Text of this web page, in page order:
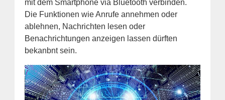
mit dem Smartphone via Bluetooth verbinden.
Die Funktionen wie Anrufe annehmen oder
ablehnen, Nachrichten lesen oder
Benachrichtungen anzeigen lassen dürften
bekanbnt sein.